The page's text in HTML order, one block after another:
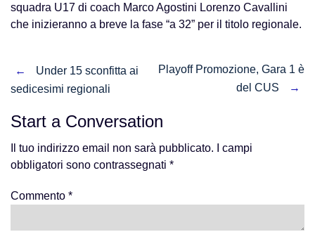
squadra U17 di coach Marco Agostini Lorenzo Cavallini
che inizieranno a breve la fase “a 32” per il titolo regionale.
Post
←
Under 15 sconfitta ai
sedicesimi regionali
Playoff Promozione, Gara 1 è
del CUS
→
Start a Conversation
Il tuo indirizzo email non sarà pubblicato.
I campi
obbligatori sono contrassegnati *
Commento *